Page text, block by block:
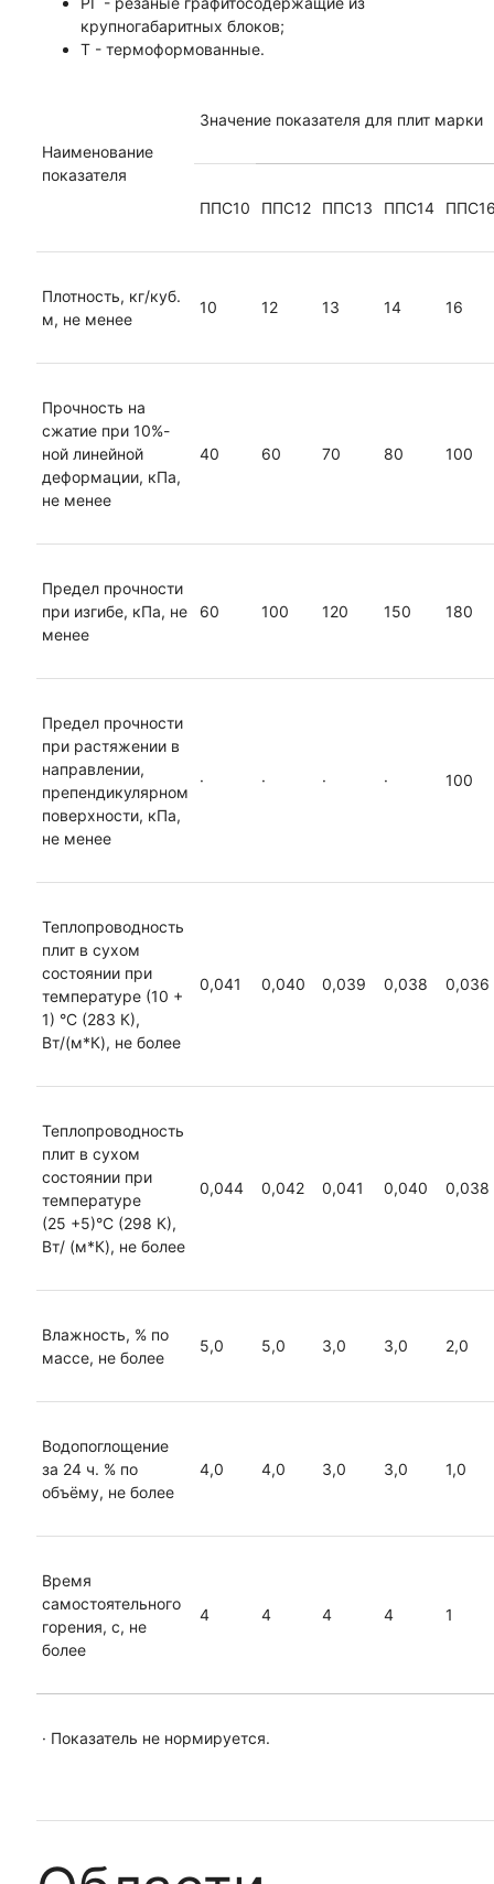
крупногабаритных блоков;
Т - термоформованные.
Наименование
показателя
Значение показателя для плит марки
ППС10 ППС12 ППС13 ППС14
Плотность, кг/куб.
м, не менее
10 12 13 14 16
Прочность на
сжатие при 10%-
ной линейной
деформации, кПа,
не менее
40 60 70 80 100
Предел прочности
при изгибе, кПа, не
менее
60 100 120 150 180
Предел прочности
при растяжении в
направлении,
препендикулярном
поверхности, кПа,
не менее
· · · · 100
Теплопроводность
плит в сухом
состоянии при
температуре (10 +
1) °С (283 К),
Вт/(м*К), не более
0,041 0,040 0,039 0,038 0,036
Теплопроводность
плит в сухом
состоянии при
температуре
(25 +5)°С (298 К),
Вт/ (м*К), не более
0,044 0,042 0,041 0,040 0,038
Влажность, % по
массе, не более
5,0 5,0 3,0 3,0 2,0
Водопоглощение
за 24 ч. % по
объёму, не более
4,0 4,0 3,0 3,0 1,0
Время
самостоятельного
горения, с, не
более
4 4 4 4 1
· Показатель не нормируется.